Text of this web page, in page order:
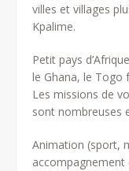
villes et villages
Kpalime.
Petit pays
le Ghana, le Togo
Les missions de
sont nombreuses
Animation (sport,
accompagnement